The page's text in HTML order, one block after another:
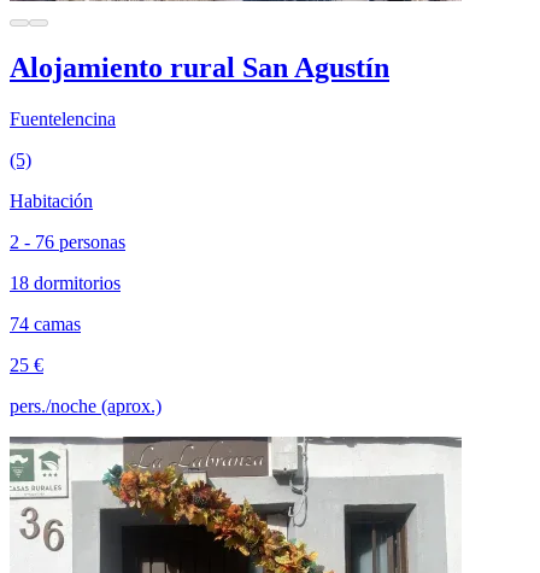
Alojamiento rural San Agustín
Fuentelencina
(5)
Habitación
2 - 76 personas
18 dormitorios
74 camas
25 €
pers./noche (aprox.)